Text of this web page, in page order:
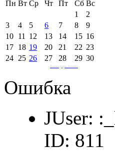
Пн Вт Ср Чт Пт Сб Вс
1
2
3
4 5 6 7 8
9
10 11 12 13 14 15 16
17 18 19 20 21 22 23
24 25 26 27 28 29 30
Календарь Joomla
Ошибка
JUser:
ID: 811